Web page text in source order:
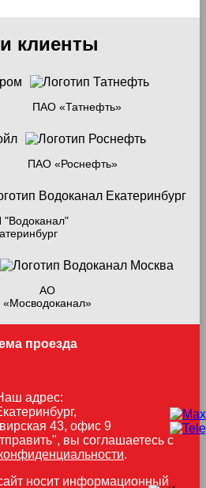
клиенты
ПАО «Татнефть»
ПАО «Роснефть»
АО
«Мосводоканал»
проезда
адрес:
43, офис 9
вы соглашаетесь с
.
носит информационный